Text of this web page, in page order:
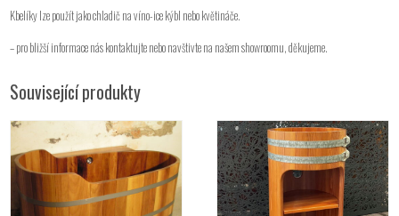
Kbelíky lze použít jako chladič na víno-ice kýbl nebo květináče.
– pro bližší informace nás kontaktujte nebo navštivte na našem showroomu, děkujeme.
Související produkty